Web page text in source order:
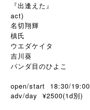
『出逢えた』
act)
名切翔輝
槙氏
ウエダケイタ
吉川葵
パンダ目のひよこ
open/start 18:30/19:00
adv/day ¥2500(1d別)